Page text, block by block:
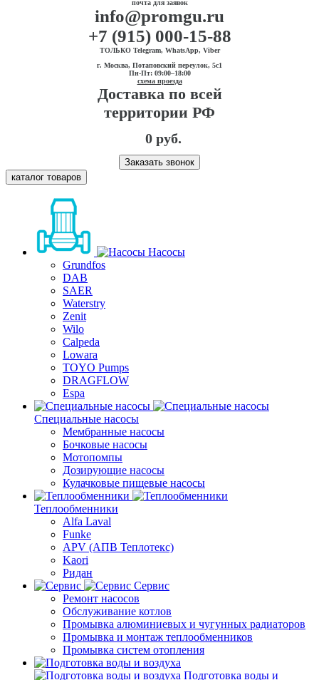
почта для заявок
info@promgu.ru
+7 (915) 000-15-88
ТОЛЬКО Telegram, WhatsApp, Viber
г. Москва, Потаповский переулок, 5с1
Пн-Пт: 09:00–18:00
схема проезда
Доставка по всей
территории РФ
0 руб.
Заказать звонок
каталог товаров
Насосы
Grundfos
DAB
SAER
Waterstry
Zenit
Wilo
Calpeda
Lowara
TOYO Pumps
DRAGFLOW
Espa
Специальные насосы
Мембранные насосы
Бочковые насосы
Мотопомпы
Дозирующие насосы
Кулачковые пищевые насосы
Теплообменники
Alfa Laval
Funke
APV (АПВ Теплотекс)
Kaori
Ридан
Сервис
Ремонт насосов
Обслуживание котлов
Промывка алюминиевых и чугунных радиаторов
Промывка и монтаж теплообменников
Промывка систем отопления
Подготовка воды и